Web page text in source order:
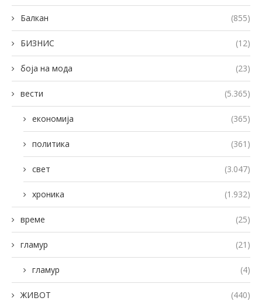
Балкан (855)
БИЗНИС (12)
боја на мода (23)
вести (5.365)
економија (365)
политика (361)
свет (3.047)
хроника (1.932)
време (25)
гламур (21)
гламур (4)
ЖИВОТ (440)